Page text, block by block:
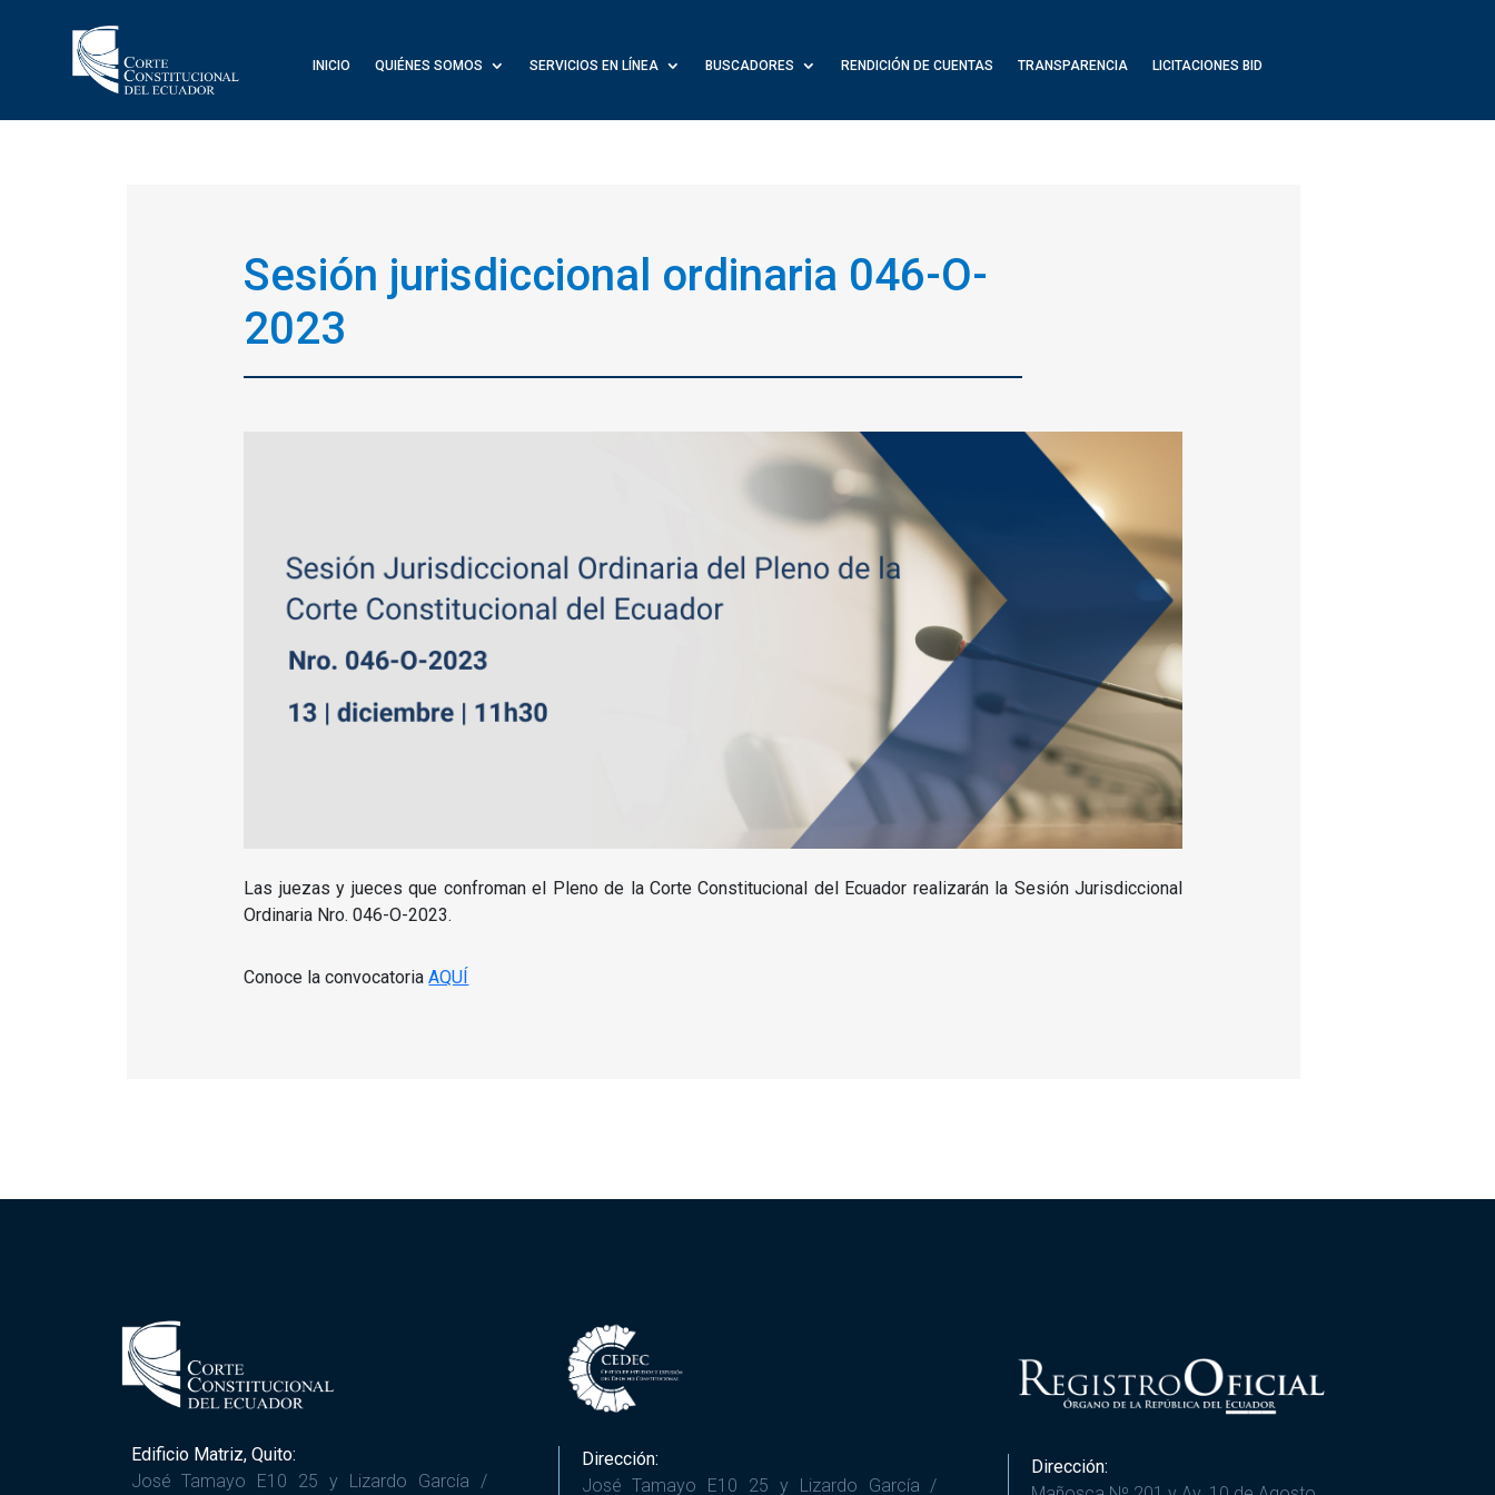
INICIO QUIÉNES SOMOS SERVICIOS EN LÍNEA BUSCADORES RENDICIÓN DE CUENTAS TRANSPARENCIA LICITACIONES BID
Sesión jurisdiccional ordinaria 046-O-
2023
Las juezas y jueces que confroman el Pleno de la Corte Constitucional del Ecuador realizarán la Sesión Jurisdiccional
Ordinaria Nro. 046-O-2023.
Conoce la convocatoriaAQUÍ
Edificio Matriz, Quito:
José Tamayo E10 25 y Lizardo García /
Dirección:
José Tamayo E10 25 y Lizardo García /
Dirección: